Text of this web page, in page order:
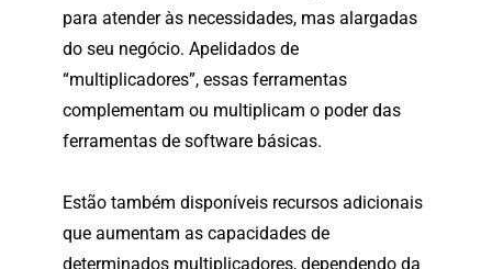
para atender às necessidades, mas alargadas
do seu negócio. Apelidados de
“multiplicadores”, essas ferramentas
complementam ou multiplicam o poder das
ferramentas de software básicas.
Estão também disponíveis recursos adicionais
que aumentam as capacidades de
determinados multiplicadores, dependendo da